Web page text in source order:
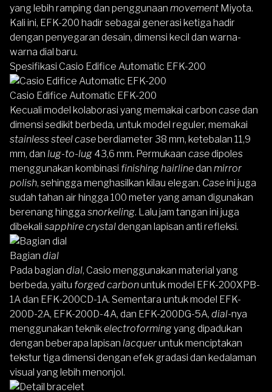
yang lebih ramping dan penggunaan movement Miyota.
Kali ini, EFK-200 hadir sebagai generasi ketiga hadir
dengan penyegaran desain, dimensi kecil dan warna-
warna dial baru.
Spesifikasi Casio Edifice Automatic EFK-200
Casio Edifice Automatic EFK-200
Kecuali model kolaborasi yang memakai carbon casedan
dimensi sedikit berbeda, untuk model reguler, memakai
stainless steel caseberdiameter 38 mm, ketebalan 11,9
mm, dan lug-to-lug 43,6 mm. Permukaan casedipoles
menggunakan kombinasi finishing hairlinedan mirror
polish, sehingga menghasilkan kilau elegan. Caseini juga
sudah tahan air hingga 100 meter yang aman digunakan
berenang hingga snorkeling. Lalu jam tangan ini juga
dibekali sapphire crystaldengan lapisan anti refleksi.
Bagian dial
Pada bagian dial, Casio menggunakan material yang
berbeda, yaitu forged carbonuntuk model EFK-200XPB-
1A dan EFK-200CD-1A. Sementara untuk model EFK-
200D-2A, EFK-200D-4A, dan EFK-200DG-5A, dial-nya
menggunakan teknikelectroformingyang dipadukan
dengan beberapa lapisan lacqueruntuk menciptakan
tekstur tiga dimensi dengan efek gradasi dan kedalaman
visual yang lebih menonjol.